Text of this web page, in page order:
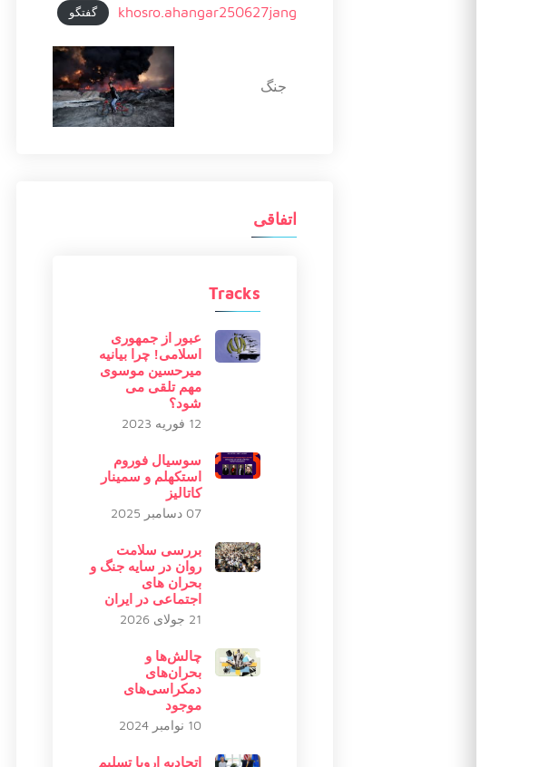
khosro.ahangar250627jang گفتگو
جنگ
اتفاقی
Tracks
عبور از جمهوری
اسلامی! چرا بیانیه
میرحسین موسوی
مهم تلقی می
شود؟
12 فوریه 2023
سوسیال فوروم
استکهلم و سمینار
کاتالیز
07 دسامبر 2025
بررسی سلامت
روان در سایه جنگ و
بحران های
اجتماعی در ایران
21 جولای 2026
چالش‌ها و
بحران‌های
دمکراسی‌های
موجود
10 نوامبر 2024
اتحادیه اروپا تسلیم